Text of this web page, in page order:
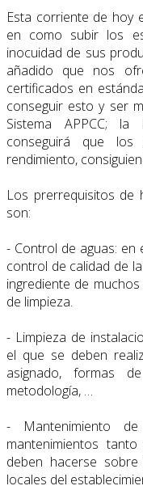
Esta corriente de hoy
en como subir los
inocuidad de sus
añadido que nos
certificados en
conseguir esto y ser
Sistema APPCC; la
conseguirá que
rendimiento,
Los prerrequisitos de
son:
- Control de aguas: en
control de calidad de
ingrediente de
de limpieza.
- Limpieza de
el que se deben
asignado, formas
metodología, …
- Mantenimiento
mantenimientos
deben hacerse
locales del